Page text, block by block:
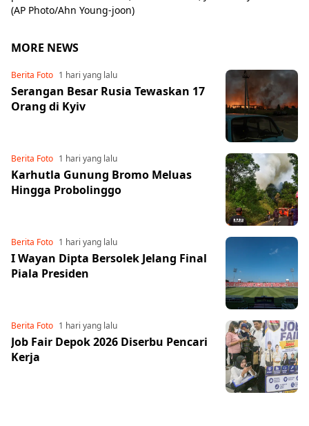
(AP Photo/Ahn Young-joon)
MORE NEWS
Berita Foto 1 hari yang lalu
Serangan Besar Rusia Tewaskan 17
Orang di Kyiv
Berita Foto 1 hari yang lalu
Karhutla Gunung Bromo Meluas
Hingga Probolinggo
Berita Foto 1 hari yang lalu
I Wayan Dipta Bersolek Jelang Final
Piala Presiden
Berita Foto 1 hari yang lalu
Job Fair Depok 2026 Diserbu Pencari
Kerja